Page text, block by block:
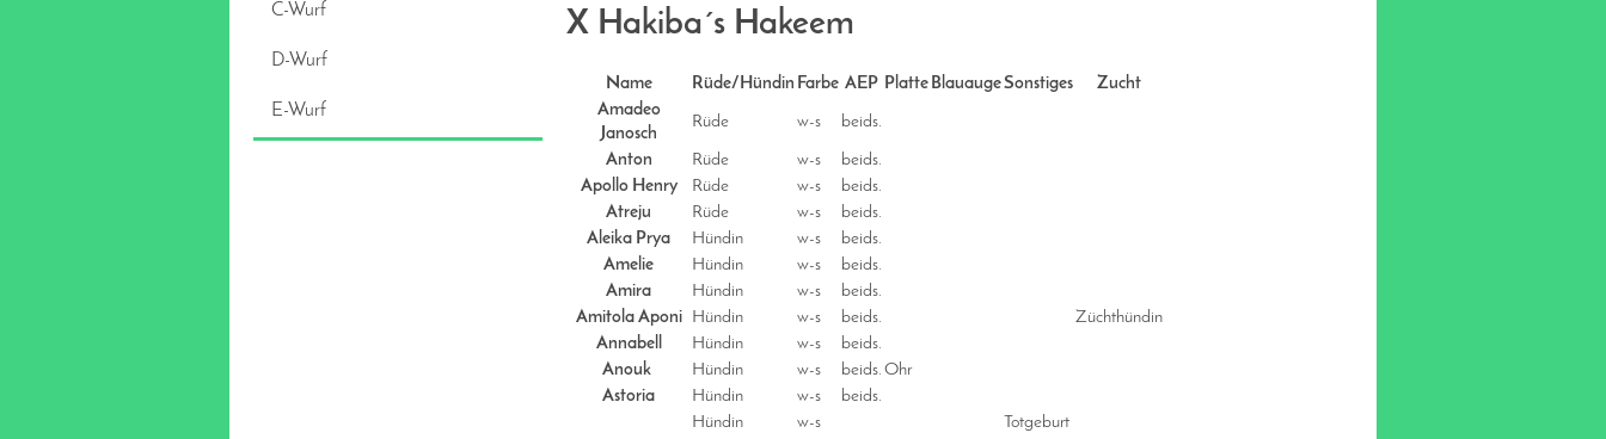
X Hakiba´s Hakeem
Name Rüde/Hündin Farbe AEP Platte BlauaugeSonstiges
Zucht
Amadeo
Janosch
Rüde w-s beids.
Anton Rüde w-s
beids.
Apollo Henry
Rüde w-s
beids.
Atreju
Rüde w-s
beids.
Aleika Prya
Hündin w-s
beids.
Amelie
Hündin w-s
beids.
Amira
Hündin w-s
beids.
Amitola Aponi
Hündin w-s beids.
Züchthündin
Annabell
Hündin w-s
beids.
Anouk
Hündin w-s beids. Ohr
Astoria
Hündin w-s
beids.
Hündin
w-s
Totgeburt
C-Wurf
D-Wurf
E-Wurf